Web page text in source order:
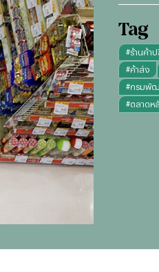
Tag
#ร้านค้า
#ค้าส่ง
#กรมพัฒ
#ตลาดห